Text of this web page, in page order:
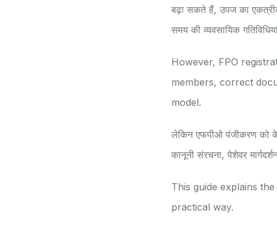
बढ़ा सकते हैं, उपज का
समय की व्यवसायिक
However, FPO
members, correct
model.
लेकिन एफपीओ पंजीकरण को
कानूनी संरचना, पेशेवर
This guide explains
practical way.